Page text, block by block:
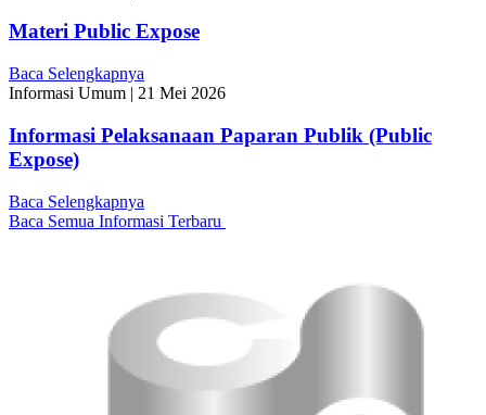
Materi Public Expose
Baca Selengkapnya
Informasi Umum | 21 Mei 2026
Informasi Pelaksanaan Paparan Publik (Public
Expose)
Baca Selengkapnya
Baca Semua Informasi Terbaru